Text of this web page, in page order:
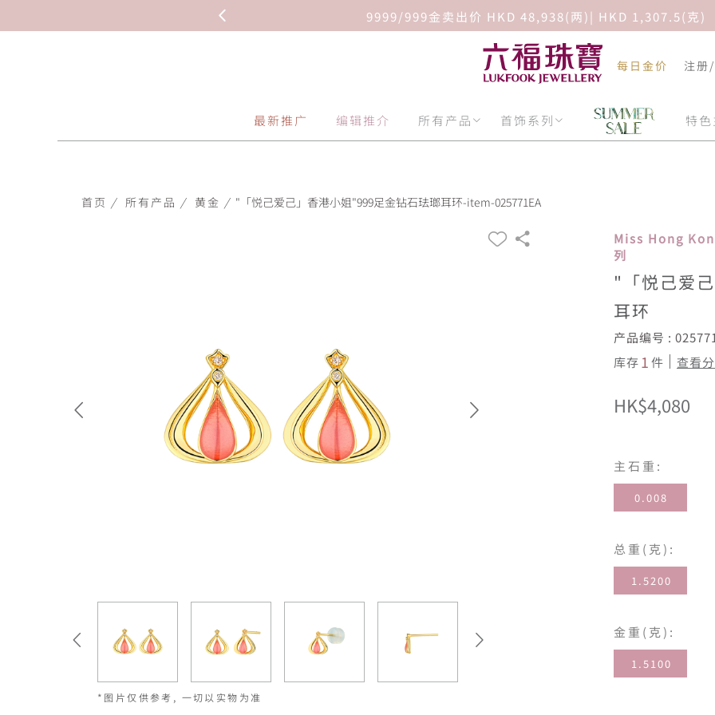
9999/999金卖出价 HKD 48,938(两)| HKD 1,307.5(克)
每日金价 注册
最新推广 编辑推介 所有产品 首饰系列 特
首页 / 所有产品 / 黄金 / "「悦己爱己」香港小姐"999足金钻石珐瑯耳环-item-025771EA
*图片仅供参考, 一切以实物为准
Miss Hong
列
"「悦己爱
耳环
产品编号 :
库存1件 查看
HK$4,080
主石重:
0.008
总重(克):
1.5200
金重(克):
1.5100